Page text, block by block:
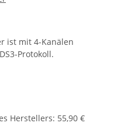
ist mit 4-Kanälen
Protokoll.
Herstellers: 55,90 €